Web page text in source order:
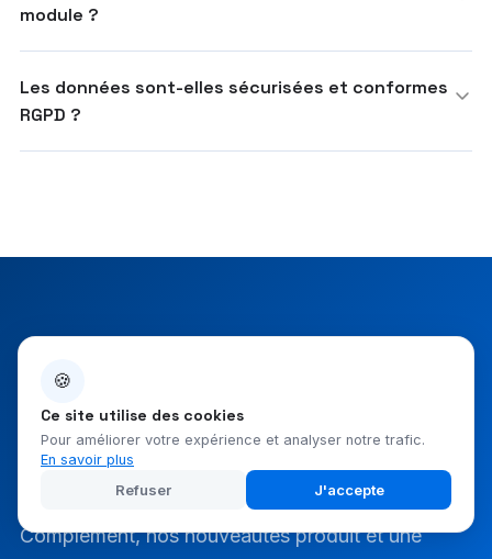
module ?
Les données sont-elles sécurisées et conformes
RGPD ?
Restez à la pointe
de l'e-learning IA
Chaque semaine, les dernières actualités de
Complement, nos nouveautés produit et une
🍪
Ce site utilise des cookies
Pour améliorer votre expérience et analyser notre trafic.
En savoir plus
Refuser J'accepte